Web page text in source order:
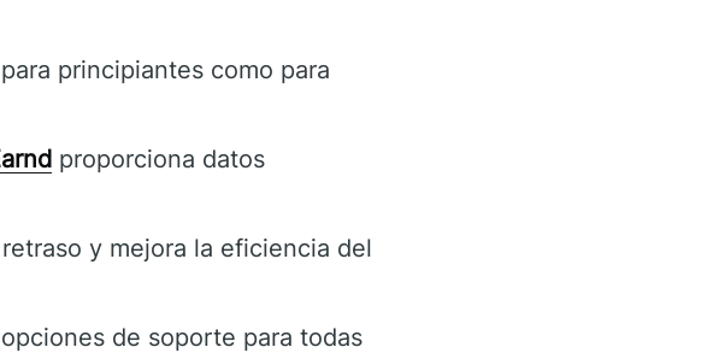
principiantes como para
proporciona datos
y mejora la eficiencia del
de soporte para todas